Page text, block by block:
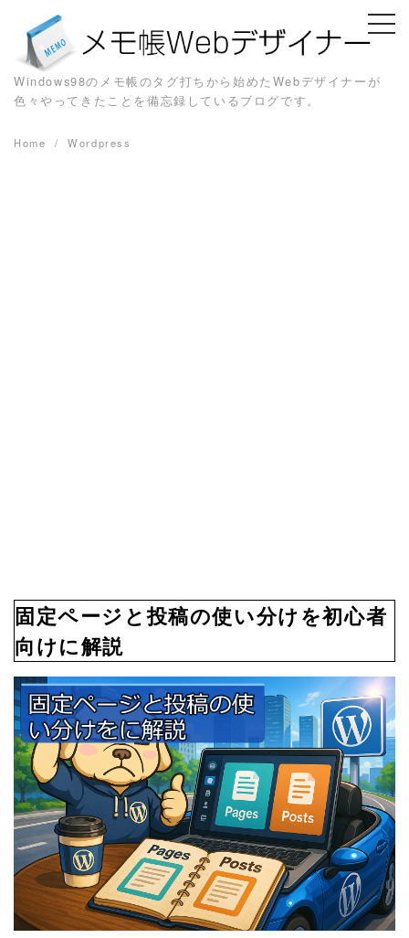
content
Windows98のメモ帳のタグ打ちから始めたWebデザイナーが
色々やってきたことを備忘録しているブログです。
Home Wordpress
固定ページと投稿の使い分けを初心者
向けに解説